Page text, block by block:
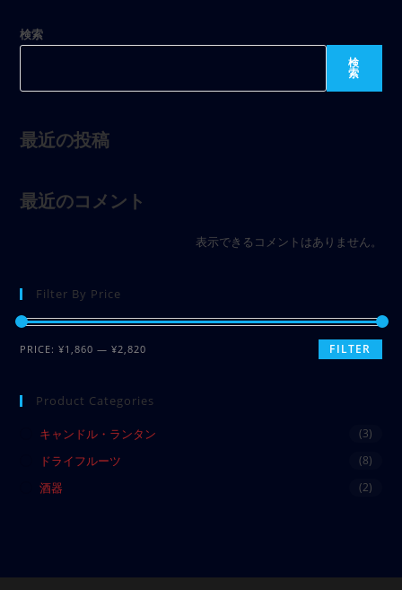
検索
検
索
最近の投稿
最近のコメント
表示できるコメントはありません。
Filter By Price
FILTER
PRICE:¥1,860 —¥2,820
Product Categories
キャンドル・ランタン (3)
ドライフルーツ (8)
酒器 (2)